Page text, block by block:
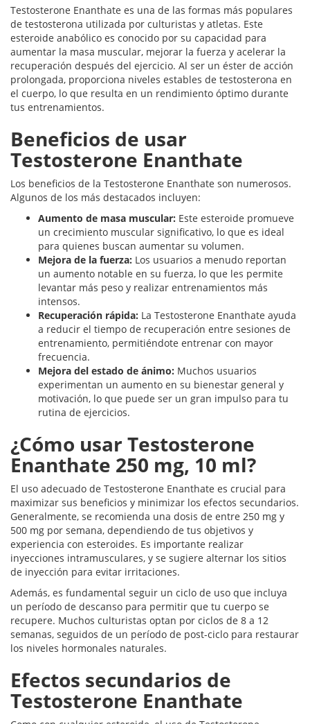
Testosterone Enanthate es una de las formas más populares
de testosterona utilizada por culturistas y atletas. Este
esteroide anabólico es conocido por su capacidad para
aumentar la masa muscular, mejorar la fuerza y acelerar la
recuperación después del ejercicio. Al ser un éster de acción
prolongada, proporciona niveles estables de testosterona en
el cuerpo, lo que resulta en un rendimiento óptimo durante
tus entrenamientos.
Beneficios de usar
Testosterone Enanthate
Los beneficios de la Testosterone Enanthate son numerosos.
Algunos de los más destacados incluyen:
Aumento de masa muscular: Este esteroide promueve
un crecimiento muscular significativo, lo que es ideal
para quienes buscan aumentar su volumen.
Mejora de la fuerza: Los usuarios a menudo reportan
un aumento notable en su fuerza, lo que les permite
levantar más peso y realizar entrenamientos más
intensos.
Recuperación rápida: La Testosterone Enanthate ayuda
a reducir el tiempo de recuperación entre sesiones de
entrenamiento, permitiéndote entrenar con mayor
frecuencia.
Mejora del estado de ánimo: Muchos usuarios
experimentan un aumento en su bienestar general y
motivación, lo que puede ser un gran impulso para tu
rutina de ejercicios.
¿Cómo usar Testosterone
Enanthate 250 mg, 10 ml?
El uso adecuado de Testosterone Enanthate es crucial para
maximizar sus beneficios y minimizar los efectos secundarios.
Generalmente, se recomienda una dosis de entre 250 mg y
500 mg por semana, dependiendo de tus objetivos y
experiencia con esteroides. Es importante realizar
inyecciones intramusculares, y se sugiere alternar los sitios
de inyección para evitar irritaciones.
Además, es fundamental seguir un ciclo de uso que incluya
un período de descanso para permitir que tu cuerpo se
recupere. Muchos culturistas optan por ciclos de 8 a 12
semanas, seguidos de un período de post-ciclo para restaurar
los niveles hormonales naturales.
Efectos secundarios de
Testosterone Enanthate